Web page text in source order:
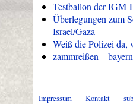
Testballon der IGM-
Überlegungen zum
Israel/Gaza
Weiß die Polizei da,
zammreißen –
Impressum Kontakt